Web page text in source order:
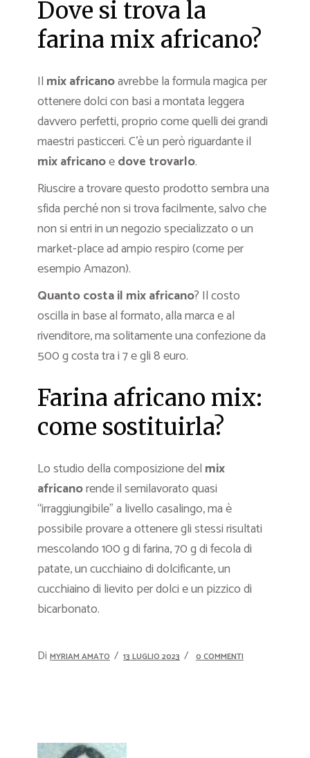
Dove si trova la
farina mix africano?
Il mix africanoavrebbe la formula magica per
ottenere dolci con basi a montata leggera
davvero perfetti, proprio come quelli dei grandi
maestri pasticceri. C’è un però riguardante il
mix africanoedove trovarlo.
Riuscire a trovare questo prodotto sembra una
sfida perché non si trova facilmente, salvo che
non si entri in un negozio specializzato o un
market-place ad ampio respiro (come per
esempio Amazon).
Quanto costa il mix africano? Il costo
oscilla in base al formato, alla marca e al
rivenditore, ma solitamente una confezione da
500 g costa tra i 7 e gli 8 euro.
Farina africano mix:
come sostituirla?
Lo studio della composizione del mix
africanorende il semilavorato quasi
“irraggiungibile” a livello casalingo, ma è
possibile provare a ottenere gli stessi risultati
mescolando 100 g di farina, 70 g di fecola di
patate, un cucchiaino di dolcificante, un
cucchiaino di lievito per dolci e un pizzico di
bicarbonato.
Di MYRIAM AMATO 13 LUGLIO 2023 0 COMMENTI